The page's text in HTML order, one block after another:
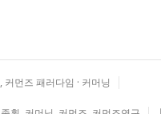
, 커먼즈 패러다임 · 커머닝